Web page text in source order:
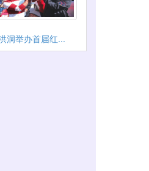
洞举办首届红...